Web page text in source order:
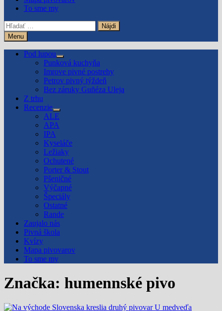
To sme my
Hľadať:
Menu
Pod lupou
Show
sub
menu
Punková kuchyňa
Imrove pivné postrehy
Petrov pivný týždeň
Bez záruky Guñéza Uleja
Z trhu
Recenzie
Show
sub
menu
ALE
APA
IPA
Kyseláče
Ležiaky
Ochutené
Porter & Stout
Pšeničné
Výčapné
Špeciály
Ostatné
Rande
Zaujalo nás
Pivná škola
Kvízy
Mapa pivovarov
To sme my
Značka: humennské pivo